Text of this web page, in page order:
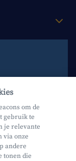
om de
gebruik te
je relevante
via onze
andere
tonen die